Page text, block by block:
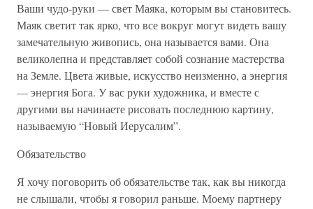
Ваши чудо-руки — свет Маяка, которым вы становитесь.
Маяк светит так ярко, что все вокруг могут видеть вашу
замечательную живопись, она называется вами. Она
великолепна и представляет собой сознание мастерства
на Земле. Цвета живые, искусство неизменно, а энергия
— энергия Бога. У вас руки художника, и вместе с
другими вы начинаете рисовать последнюю картину,
называемую “Новый Иерусалим”.
Обязательство
Я хочу поговорить об обязательстве так, как вы никогда
не слышали, чтобы я говорил раньше. Моему партнеру